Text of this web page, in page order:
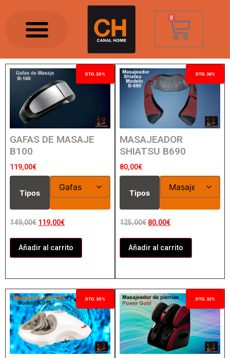
0
DTO. 20%
GAFAS DE MASAJE
B100
119,00€
Tipos
149,00€ 119,00€
Añadir al carrito
DTO. 36%
MASAJEADOR
SHIATSU B690
80,00€
Tipos
125,00€ 80,00€
Añadir al carrito
DTO. 30% DTO. 32%